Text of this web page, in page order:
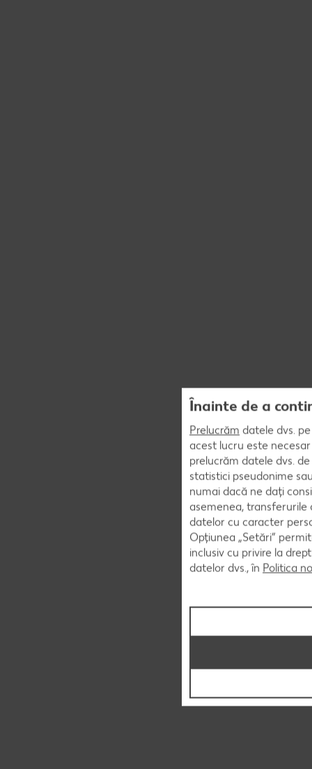
Înainte de a
Prelucrăm datele dvs.
acest lucru este
prelucrăm datele dvs.
statistici pseudonime
numai dacă ne dați
asemenea,
datelor cu caracter
Opțiunea „Setări”
inclusiv cu privire la
datelor dvs., în Politica